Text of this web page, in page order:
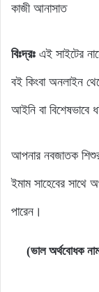
কাজী আনাসাত
বিঃদ্রঃ এই সাইটের
বই কিংবা অনলাইন
আইনি বা বিশেষভাবে
আপনার নবজাতক শিশুর
ইমাম সাহেবের সাথে
পারেন।
(ভাল অর্থবোধক